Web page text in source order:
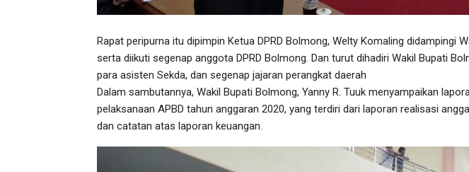
Rapat peripurna itu dipimpin Ketua DPRD Bolmong, Welty Komaling didampingi
serta diikuti segenap anggota DPRD Bolmong. Dan turut dihadiri Wakil Bupati
para asisten Sekda, dan segenap jajaran perangkat daerah
Dalam sambutannya, Wakil Bupati Bolmong, Yanny R. Tuuk menyampaikan
pelaksanaan APBD tahun anggaran 2020, yang terdiri dari laporan realisasi
dan catatan atas laporan keuangan.